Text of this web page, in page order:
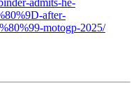
admits-he-
after-
motogp-2025/